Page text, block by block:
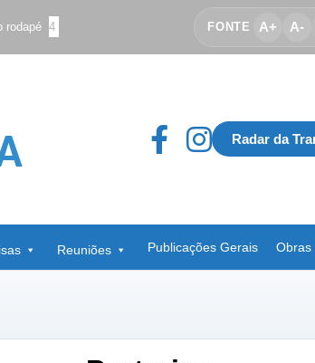
rodapé 4 FONTE A+ A-
Radar da
Reuniões Publicações Gerais Obras